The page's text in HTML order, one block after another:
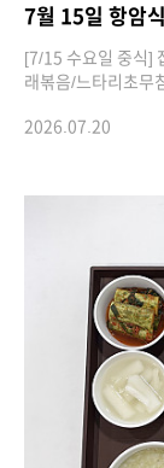
7월 15일 항암
[7/15 수요일 중식]
래볶음/느타리초무
2026.07.20